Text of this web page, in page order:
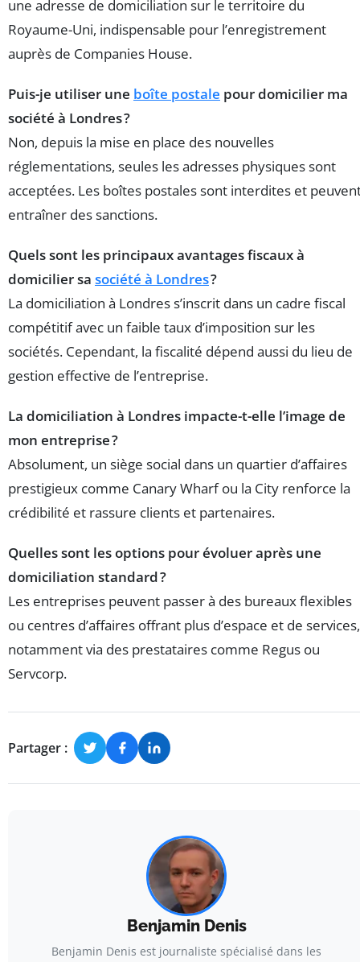
une adresse de domiciliation sur le territoire du
Royaume-Uni, indispensable pour l’enregistrement
auprès de Companies House.
Puis-je utiliser une boîte postale pour domicilier ma
société à Londres ?
Non, depuis la mise en place des nouvelles
réglementations, seules les adresses physiques sont
acceptées. Les boîtes postales sont interdites et
entraîner des sanctions.
Quels sont les principaux avantages fiscaux à
domicilier sa société à Londres?
La domiciliation à Londres s’inscrit dans un cadre fiscal
compétitif avec un faible taux d’imposition sur les
sociétés. Cependant, la fiscalité dépend aussi du lieu de
gestion effective de l’entreprise.
La domiciliation à Londres impacte-t-elle l’image de
mon entreprise ?
Absolument, un siège social dans un quartier d’affaires
prestigieux comme Canary Wharf ou la City renforce la
crédibilité et rassure clients et partenaires.
Quelles sont les options pour évoluer après une
domiciliation standard ?
Les entreprises peuvent passer à des bureaux flexibles
ou centres d’affaires offrant plus d’espace et de services,
notamment via des prestataires comme Regus ou
Servcorp.
Partager :
Benjamin Denis
Benjamin Denis est journaliste spécialisé dans les